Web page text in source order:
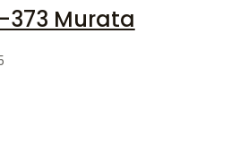
373 Murata